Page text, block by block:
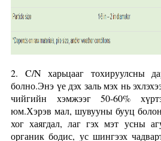
2. C/N харьцааг тохируулсны
болно.Энэ үе дэх заль мэх нь
чийгийн хэмжээг 50-60%
юм.Хэрэв мал, шувууны бууц болон
хог хаягдал, лаг гэх мэт усны
органик бодис, ус шингээх